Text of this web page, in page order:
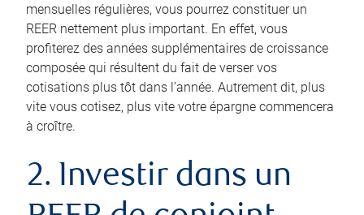
mensuelles régulières, vous pourrez constituer un
REER nettement plus important. En effet, vous
profiterez des années supplémentaires de croissance
composée qui résultent du fait de verser vos
cotisations plus tôt dans l’année. Autrement dit, plus
vite vous cotisez, plus vite votre épargne commencera
à croître.
2. Investir dans un